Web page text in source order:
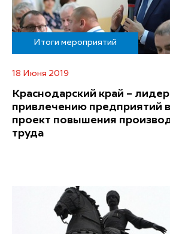
Итоги мероприятий
18 Июня 2019
Краснодарский край –
привлечению предприятий
проект повышения
труда